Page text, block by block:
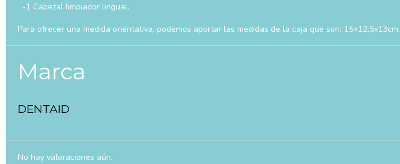
-1 Cabezal limpiador lingual.
Para ofrecer una medida orientativa, podemos aportar las medidas de la caja que son: 15×12,5x13cm.
Marca
DENTAID
No hay valoraciones aún.